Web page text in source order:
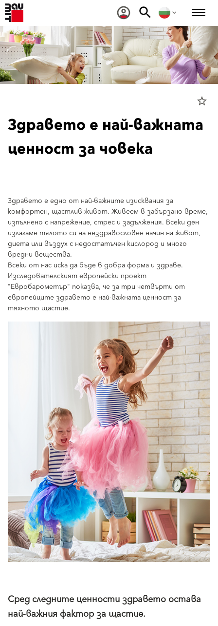
star_border
Здравето е най-важната
ценност за човека
Здравето е едно от най-важните изисквания за
комфортен, щастлив живот. Живеем в забързано време,
изпълнено с напрежение, стрес и задължения. Всеки ден
излагаме тялото си на нездравословен начин на живот,
диета или въздух с недостатъчен кислород и много
вредни вещества.
Всеки от нас иска да бъде в добра форма и здраве.
Изследователският европейски проект
"Евробарометър" показва, че за три четвърти от
европейците здравето е най-важната ценност за
тяхното щастие.
Сред следните ценности здравето остава
най-важния фактор за щастие.